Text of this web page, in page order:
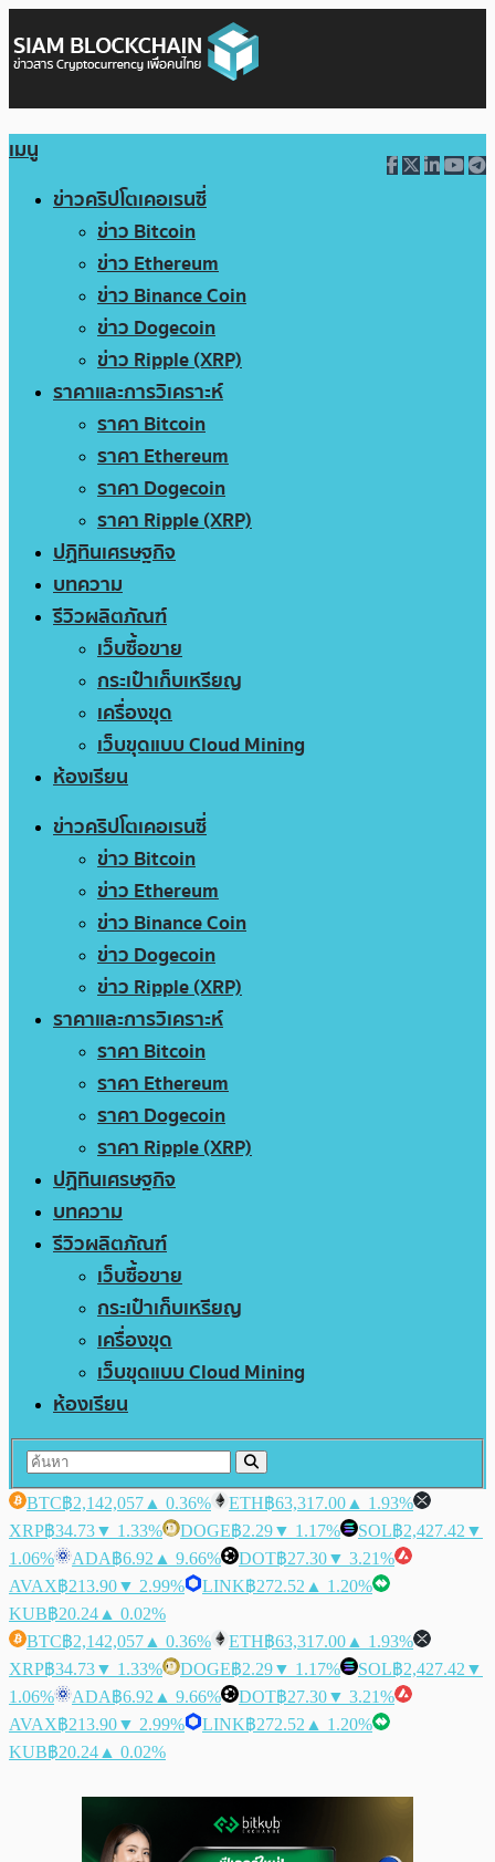
เมนู
ข่าวคริปโตเคอเรนซี่
ข่าว Bitcoin
ข่าว Ethereum
ข่าว Binance Coin
ข่าว Dogecoin
ข่าว Ripple (XRP)
ราคาและการวิเคราะห์
ราคา Bitcoin
ราคา Ethereum
ราคา Dogecoin
ราคา Ripple (XRP)
ปฏิทินเศรษฐกิจ
บทความ
รีวิวผลิตภัณฑ์
เว็บซื้อขาย
กระเป๋าเก็บเหรียญ
เครื่องขุด
เว็บขุดแบบ Cloud Mining
ห้องเรียน
ข่าวคริปโตเคอเรนซี่
ข่าว Bitcoin
ข่าว Ethereum
ข่าว Binance Coin
ข่าว Dogecoin
ข่าว Ripple (XRP)
ราคาและการวิเคราะห์
ราคา Bitcoin
ราคา Ethereum
ราคา Dogecoin
ราคา Ripple (XRP)
ปฏิทินเศรษฐกิจ
บทความ
รีวิวผลิตภัณฑ์
เว็บซื้อขาย
กระเป๋าเก็บเหรียญ
เครื่องขุด
เว็บขุดแบบ Cloud Mining
ห้องเรียน
BTC฿2,142,057 ▲ 0.36% ETH฿63,317.00 ▲ 1.93%
XRP฿34.73▼ 1.33% DOGE฿2.29▼ 1.17% SOL฿2,427.42 ▼
1.06%
ADA฿6.92 ▲ 9.66% DOT฿27.30▼ 3.21%
AVAX฿213.90▼ 2.99% LINK฿272.52 ▲ 1.20%
KUB฿20.24 ▲ 0.02%
BTC฿2,142,057 ▲ 0.36% ETH฿63,317.00 ▲ 1.93%
XRP฿34.73▼ 1.33% DOGE฿2.29▼ 1.17% SOL฿2,427.42 ▼
1.06%
ADA฿6.92 ▲ 9.66% DOT฿27.30▼ 3.21%
AVAX฿213.90▼ 2.99% LINK฿272.52 ▲ 1.20%
KUB฿20.24 ▲ 0.02%